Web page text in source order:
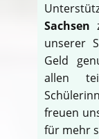
Sachsen
unserer
Geld
allen
freuen
für mehr